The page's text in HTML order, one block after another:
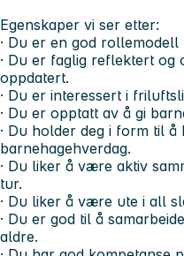
Egenskaper vi ser etter:
· Du er en god
· Du er faglig reflektert og
oppdatert.
· Du er interessert i
· Du er opptatt av å gi
· Du holder deg i form til å
barnehagehverdag.
· Du liker å være aktiv
tur.
· Du liker å være ute i all
· Du er god til å
aldre.